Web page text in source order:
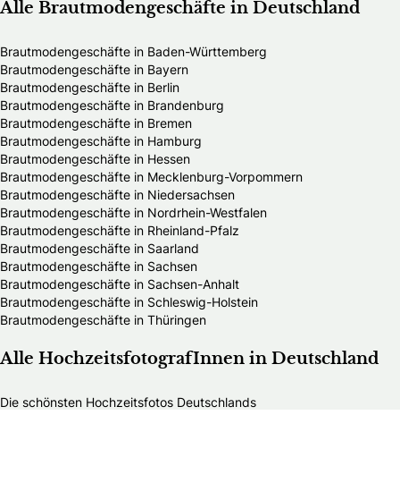
Alle Brautmodengeschäfte in Deutschland
Brautmodengeschäfte in Baden-Württemberg
Brautmodengeschäfte in Bayern
Brautmodengeschäfte in Berlin
Brautmodengeschäfte in Brandenburg
Brautmodengeschäfte in Bremen
Brautmodengeschäfte in Hamburg
Brautmodengeschäfte in Hessen
Brautmodengeschäfte in Mecklenburg-Vorpommern
Brautmodengeschäfte in Niedersachsen
Brautmodengeschäfte in Nordrhein-Westfalen
Brautmodengeschäfte in Rheinland-Pfalz
Brautmodengeschäfte in Saarland
Brautmodengeschäfte in Sachsen
Brautmodengeschäfte in Sachsen-Anhalt
Brautmodengeschäfte in Schleswig-Holstein
Brautmodengeschäfte in Thüringen
Alle HochzeitsfotografInnen in Deutschland
Die schönsten Hochzeitsfotos Deutschlands